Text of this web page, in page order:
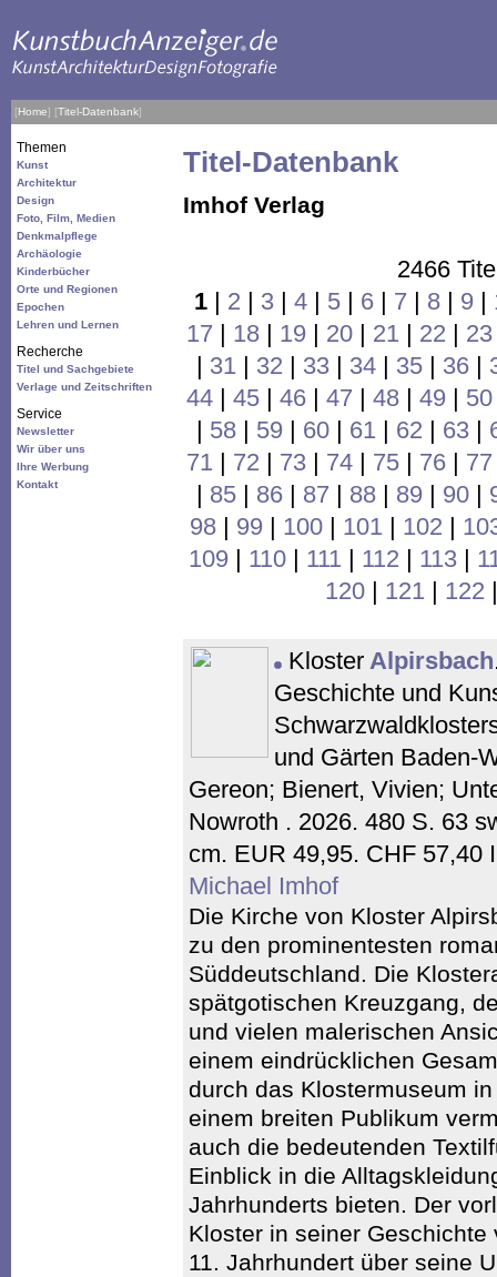
[Home] [Titel-Datenbank]
Themen
Kunst
Architektur
Design
Foto, Film, Medien
Denkmalpflege
Archäologie
Kinderbücher
Orte und Regionen
Epochen
Lehren und Lernen
Recherche
Titel und Sachgebiete
Verlage und Zeitschriften
Service
Newsletter
Wir über uns
Ihre Werbung
Kontakt
Titel-Datenbank
Imhof Verlag
2466
1| 2 | 3| 4| 5| 6| 7 | 8| 9|
17 | 18| 19| 20| 21| 22 | 23
| 31| 32 | 33| 34| 35| 36|
44| 45| 46| 47 | 48| 49| 50
| 58| 59| 60| 61| 62 | 63|
71| 72 | 73| 74| 75| 76| 77
| 85| 86| 87 | 88| 89| 90|
98| 99| 100| 101| 102 |
109| 110| 111| 112 | 113|
120 | 121 | 122
Kloster Alpirsbach
Geschichte und
und Gärten Baden-
Gereon; Bienert, Vivien;
Nowroth . 2026. 480 S. 63
cm. EUR 49,95. CHF
Michael Imhof
Die Kirche von Kloster
zu den prominentesten
Süddeutschland. Die
spätgotischen Kreuzgang,
und vielen malerischen
einem eindrücklichen
durch das Klostermuseum
einem breiten Publikum
auch die bedeutenden
Einblick in die
Jahrhunderts bieten. Der
Kloster in seiner
11. Jahrhundert über seine